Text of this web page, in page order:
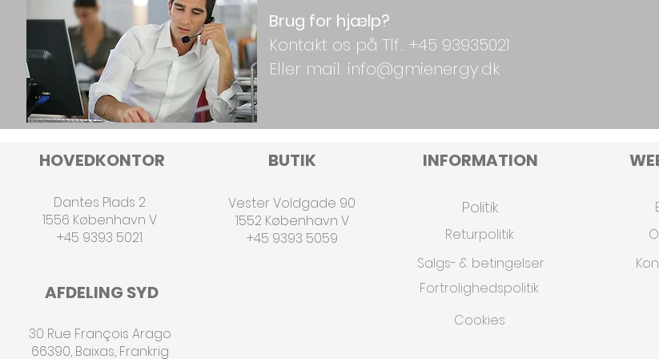
Brug for hjælp?
Kontakt os på Tlf.: +45 93935021
Eller mail: info@gmienergy.dk
HOVEDKONTOR
Dantes Plads 2
1556 København V
+45 9393 5021
BUTIK INFORMATION
Vester Voldgade 90
1552 København V
+45 9393 5059
Politik
Returpolitik
Salgs- & betingelser
AFDELING SYD
30 Rue François Arago
66390, Baixas, Frankrig
Fortrolighedspolitik
Cookies